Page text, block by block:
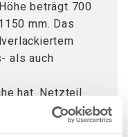
beträgt 700
mm. Das
als auch
hat. Netzteil
mit
verteiltem